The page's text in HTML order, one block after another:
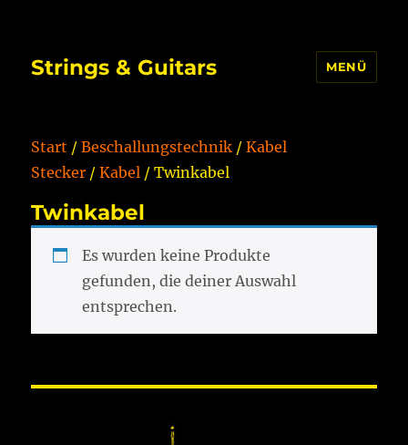
Strings & Guitars MENÜ
Start /Beschallungstechnik /Kabel
Stecker /Kabel / Twinkabel
Twinkabel
Es wurden keine Produkte
gefunden, die deiner Auswahl
entsprechen.